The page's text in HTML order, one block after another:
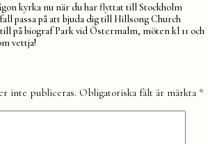
kyrka nu när du har flyttat till Stockholm
passa på att bjuda dig till Hillsong Church
på biograf Park vid Östermalm, möten kl 11 och
vettja!
inte publiceras. Obligatoriska fält är märkta *